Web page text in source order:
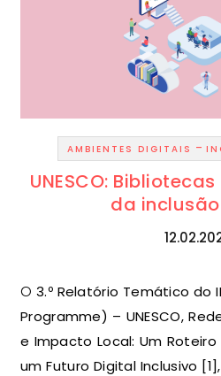
AMBIENTES DIGITAIS -
UNESCO:
da
O 3.º Relatório Temático do IFAP (Information for All
Programme) – UNESCO,
e Impacto Local: Um
um Futuro Digital Inclusivo